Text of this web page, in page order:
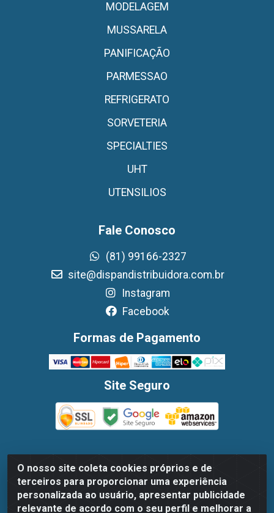
O nosso site coleta cookies próprios e de
terceiros para proporcionar uma experiência
personalizada ao usuário, apresentar publicidade
relevante de acordo com o seu perfil e melhorar a
MODELAGEM
MUSSARELA
PANIFICAÇÃO
PARMESSAO
REFRIGERATO
SORVETERIA
SPECIALTIES
UHT
UTENSILIOS
Fale Conosco
(81) 99166-2327
site@dispandistribuidora.com.br
Instagram
Facebook
Formas de Pagamento
Site Seguro
Dispan Distribuidora de Alimentos LTDA - Avenida
Marechal Mascarenhas De Moraes, 1048- Imbiribeira,
Recife/PE - CEP 51.170-000 - CNPJ 30.779.584/0003-78